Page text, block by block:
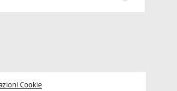
Cookie